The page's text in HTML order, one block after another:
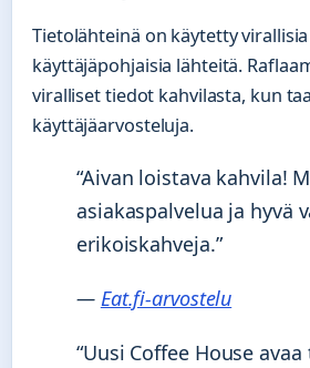
Tietolähteinä on käytetty
käyttäjäpohjaisia lähteitä.
viralliset tiedot kahvilasta, kun
käyttäjäarvosteluja.
“Aivan loistava kahvila!
asiakaspalvelua ja hyvä
erikoiskahveja.”
— Eat.fi-arvostelu
“Uusi Coffee House